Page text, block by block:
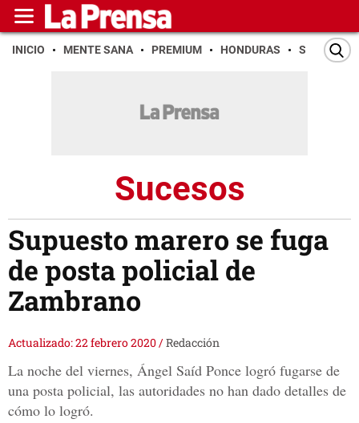
INICIO MENTE SANA PREMIUM HONDURAS SAN PEDRO
Sucesos
Supuesto marero se fuga
de posta policial de
Zambrano
Actualizado: 22 febrero 2020/Redacción
La noche del viernes, Ángel Saíd Ponce logró fugarse de
una posta policial, las autoridades no han dado detalles de
cómo lo logró.